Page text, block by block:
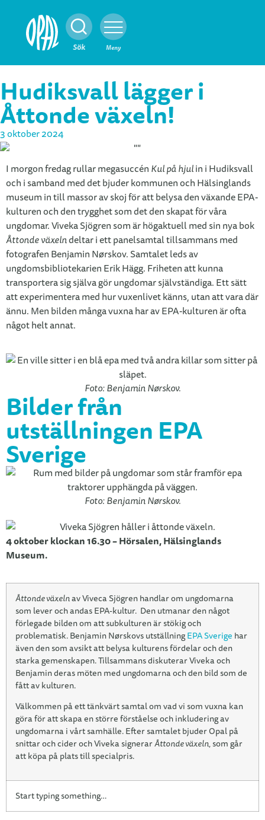
Sök
Stäng Meny
Hudiksvall lägger i
Åttonde växeln!
3 oktober 2024
I morgon fredag rullar megasuccén Kul på hjulin i Hudiksvall
och i samband med det bjuder kommunen och Hälsinglands
museum in till massor av skoj för att belysa den växande EPA-
kulturen och den trygghet som det den skapat för våra
ungdomar. Viveka Sjögren som är högaktuell med sin nya bok
Åttonde växelndeltar i ett panelsamtal tillsammans med
fotografen Benjamin Nørskov. Samtalet leds av
ungdomsbibliotekarien Erik Hägg. Friheten att kunna
transportera sig själva gör ungdomar självständiga. Ett sätt
att experimentera med hur vuxenlivet känns, utan att vara där
ännu. Men bilden många vuxna har av EPA-kulturen är ofta
något helt annat.
Foto: Benjamin Nørskov.
Bilder från
utställningen EPA
Sverige
Foto: Benjamin Nørskov.
4 oktober klockan 16.30 – Hörsalen, Hälsinglands
Museum.
Åttonde växelnav Viveca Sjögren handlar om ungdomarna
som lever och andas EPA-kultur. Den utmanar den något
förlegade bilden om att subkulturen är stökig och
problematisk. Benjamin Nørskovs utställning EPA Sverige har
även den som avsikt att belysa kulturens fördelar och den
starka gemenskapen. Tillsammans diskuterar Viveka och
Benjamin deras möten med ungdomarna och den bild som de
fått av kulturen.
Välkommen på ett tänkvärt samtal om vad vi som vuxna kan
göra för att skapa en större förståelse och inkludering av
ungdomarna i vårt samhälle. Efter samtalet bjuder Opal på
snittar och cider och Viveka signerarÅttonde växeln, som går
att köpa på plats till specialpris.
Start typing something…